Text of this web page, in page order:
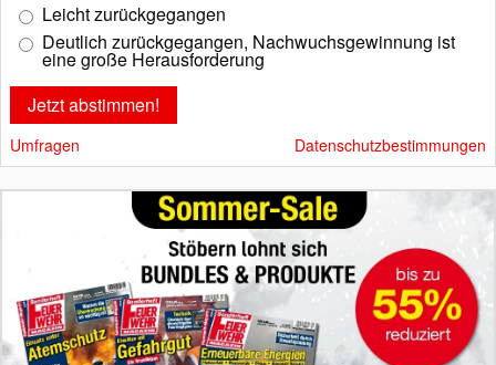
Leicht zurückgegangen
Deutlich zurückgegangen, Nachwuchsgewinnung ist
eine große Herausforderung
Umfragen Datenschutzbestimmungen